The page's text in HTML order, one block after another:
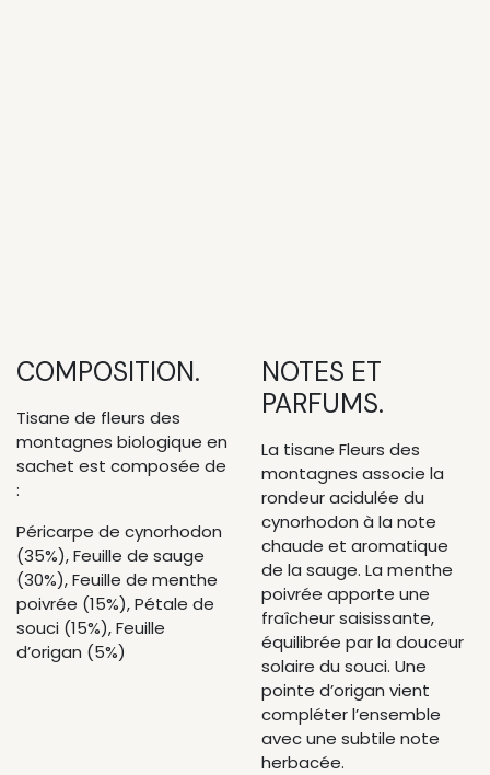
COMPOSITION.
Tisane de fleurs des
montagnes biologique en
sachet est composée de
:
Péricarpe de cynorhodon
(35%), Feuille de sauge
(30%), Feuille de menthe
poivrée (15%), Pétale de
souci (15%), Feuille
d’origan (5%)
NOTES ET
PARFUMS.
La tisane Fleurs des
montagnes associe la
rondeur acidulée du
cynorhodon à la note
chaude et aromatique
de la sauge. La menthe
poivrée apporte une
fraîcheur saisissante,
équilibrée par la douceur
solaire du souci. Une
pointe d’origan vient
compléter l’ensemble
avec une subtile note
herbacée.